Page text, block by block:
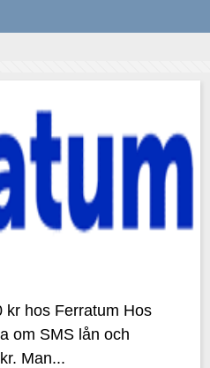
kr hos Ferratum Hos
om SMS lån och
Man...